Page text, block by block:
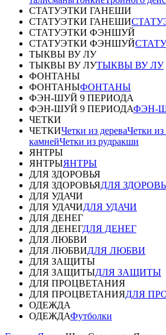
СТАТУЭТКИ ГАНЕШИ
СТАТУЭТКИ ГАНЕШИ
СТАТУЭТКИ ФЭНШУЙ
СТАТУЭТКИ ФЭНШУЙ
ТЫКВЫ ВУ ЛУ
ТЫКВЫ ВУ ЛУТЫКВЫ ВУ ЛУ
ФОНТАНЫ
ФОНТАНЫФОНТАНЫ
ФЭН-ШУЙ 9 ПЕРИОДА
ФЭН-ШУЙ 9 ПЕРИОДАФЭН-
ЧЕТКИ
ЧЕТКИЧетки из дереваЧетки
камнейЧетки из рудракши
ЯНТРЫ
ЯНТРЫЯНТРЫ
ДЛЯ ЗДОРОВЬЯ
ДЛЯ ЗДОРОВЬЯДЛЯ
ДЛЯ УДАЧИ
ДЛЯ УДАЧИДЛЯ УДАЧИ
ДЛЯ ДЕНЕГ
ДЛЯ ДЕНЕГДЛЯ ДЕНЕГ
ДЛЯ ЛЮБВИ
ДЛЯ ЛЮБВИДЛЯ ЛЮБВИ
ДЛЯ ЗАЩИТЫ
ДЛЯ ЗАЩИТЫДЛЯ ЗАЩИТЫ
ДЛЯ ПРОЦВЕТАНИЯ
ДЛЯ ПРОЦВЕТАНИЯДЛЯ
ОДЕЖДА
ОДЕЖДАФутболки